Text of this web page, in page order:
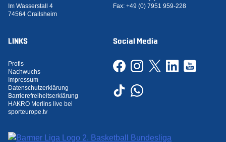
Im Wasserstall 4
74564 Crailsheim
Fax: +49 (0) 7951 959-228
LINKS
Profis
Nachwuchs
Impressum
Datenschutzerklärung
Barrierefreiheitserklärung
HAKRO Merlins live bei
sporteurope.tv
Social Media